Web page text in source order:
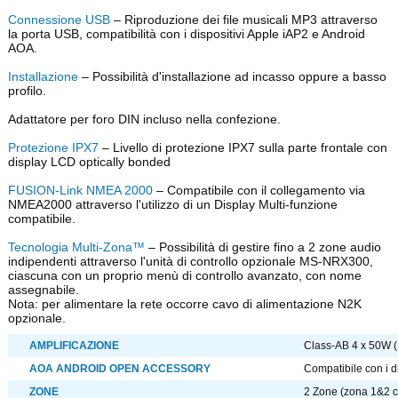
Connessione USB – Riproduzione dei file musicali MP3 attraverso
la porta USB, compatibilità con i dispositivi Apple iAP2 e Android
AOA.
Installazione – Possibilità d'installazione ad incasso oppure a basso
profilo.
Adattatore per foro DIN incluso nella confezione.
Protezione IPX7 – Livello di protezione IPX7 sulla parte frontale con
display LCD optically bonded
FUSION-Link NMEA 2000 – Compatibile con il collegamento via
NMEA2000 attraverso l'utilizzo di un Display Multi-funzione
compatibile.
Tecnologia Multi-Zona™ – Possibilità di gestire fino a 2 zone audio
indipendenti attraverso l'unità di controllo opzionale MS-NRX300,
ciascuna con un proprio menù di controllo avanzato, con nome
assegnabile.
Nota: per alimentare la rete occorre cavo di alimentazione N2K
opzionale.
AMPLIFICAZIONE
Class-AB 4 x 50W
AOA ANDROID OPEN ACCESSORY
Compatibile con i
ZONE
2 Zone (zona 1&2